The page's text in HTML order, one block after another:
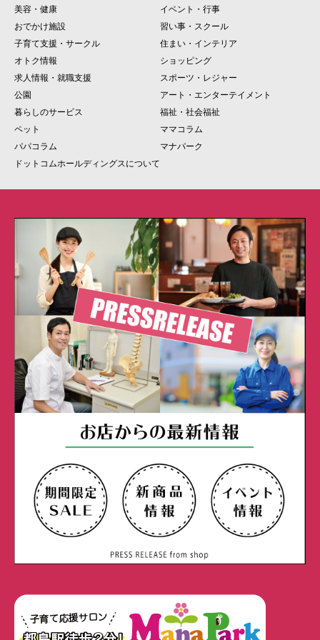
美容・健康
イベント・行事
おでかけ施設
習い事・スクール
子育て支援・サークル
住まい・インテリア
オトク情報
ショッピング
求人情報・就職支援
スポーツ・レジャー
公園
アート・エンターテイメント
暮らしのサービス
福祉・社会福祉
ペット
ママコラム
パパコラム
マナパーク
ドットコムホールディングスについて